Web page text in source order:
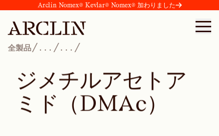
Arclin Nomex® Kevlar® Nomex® 加わりました
全製品/ ... /... /
ジ メチルアセ ト ア
ミ ド （DMAc）